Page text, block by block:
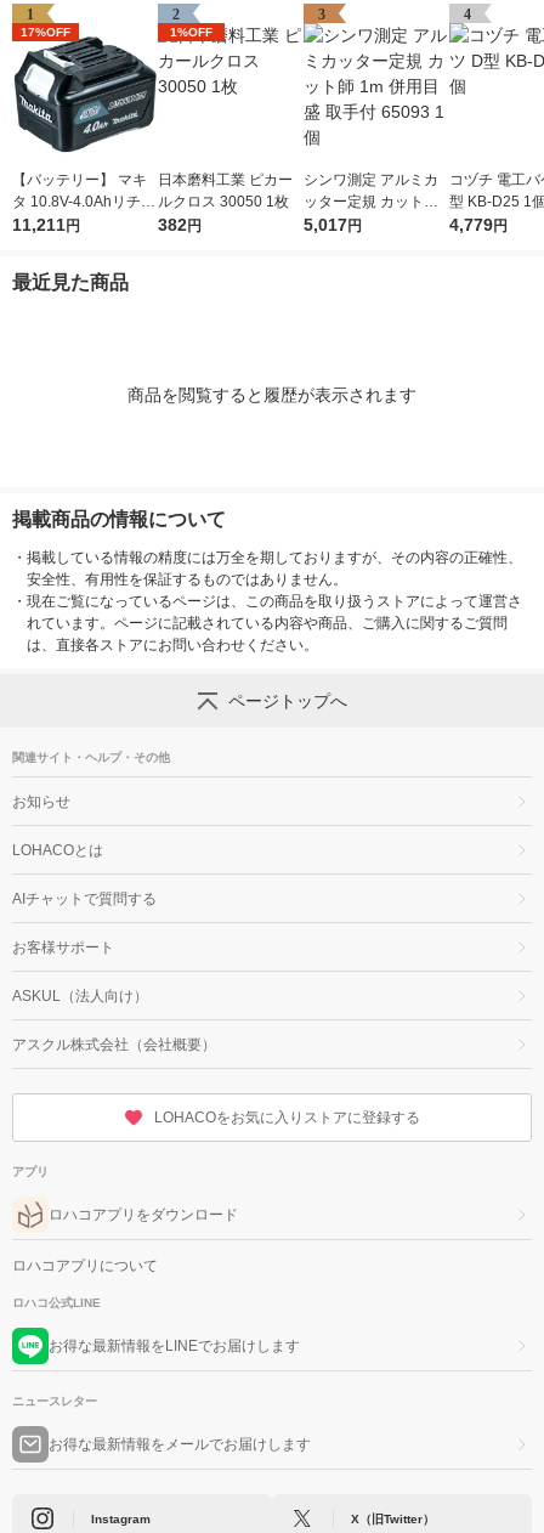
1
17%OFF
【バッテリー】 マキ
タ 10.8V-4.0Ahリチウ
ムイオンバッテリ A-5
11,211円
2
1%OFF
日本磨料工業 ピカー
ルクロス 30050 1枚
382円
3
シンワ測定 アルミカ
ッター定規 カット師
1m 併用目盛 取手付 6
5,017円
4
コヅチ 電工
型 KB-D25 1
4,779円
最近見た商品
商品を閲覧すると履歴が表示されます
掲載商品の情報について
・ 掲載している情報の精度には万全を期しておりますが、その内容の正確性、
安全性、有用性を保証するものではありません。
・ 現在ご覧になっているページは、この商品を取り扱うストアによって運営さ
れています。ページに記載されている内容や商品、ご購入に関するご質問
は、直接各ストアにお問い合わせください。
ページトップへ
関連サイト・ヘルプ・その他
お知らせ
LOHACOとは
AIチャットで質問する
お客様サポート
ASKUL（法人向け）
アスクル株式会社（会社概要）
LOHACOをお気に入りストアに登録する
アプリ
ロハコアプリをダウンロード
ロハコアプリについて
ロハコ公式LINE
お得な最新情報をLINEでお届けします
ニュースレター
お得な最新情報をメールでお届けします
Instagram X（旧Twitter）